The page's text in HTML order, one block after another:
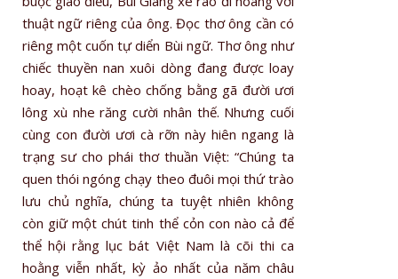
thuật ngữ riêng của ông. Đọc thơ ông cần có
riêng một cuốn tự diển Bùi ngữ. Thơ ông như
chiếc thuyền nan xuôi dòng đang được loay
hoay, hoạt kê chèo chống bằng gã đười ươi
lông xù nhe răng cười nhân thế. Nhưng cuối
cùng con đười ươi cà rỡn này hiên ngang là
trạng sư cho phái thơ thuần Việt: “Chúng ta
quen thói ngóng chạy theo đuôi mọi thứ trào
lưu chủ nghĩa, chúng ta tuyệt nhiên không
còn giữ một chút tinh thể cỏn con nào cả để
thể hội rằng lục bát Việt Nam là cõi thi ca
hoằng viễn nhất, kỳ ảo nhất của năm châu